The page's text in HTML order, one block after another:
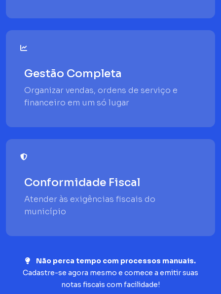
Gestão Completa
Organizar vendas, ordens de serviço e
financeiro em um só lugar
Conformidade Fiscal
Atender às exigências fiscais do
município
Não perca tempo com processos manuais.
Cadastre-se agora mesmo e comece a emitir suas
notas fiscais com facilidade!